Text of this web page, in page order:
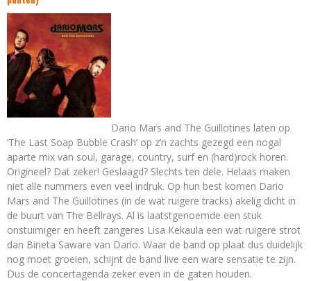
Dario Mars and The Guillotines laten op
‘The Last Soap Bubble Crash’ op z’n zachts gezegd een nogal
aparte mix van soul, garage, country, surf en (hard)rock horen.
Origineel? Dat zeker! Geslaagd? Slechts ten dele. Helaas maken
niet alle nummers even veel indruk. Op hun best komen Dario
Mars and The Guillotines (in de wat ruigere tracks) akelig dicht in
de buurt van The Bellrays. Al is laatstgenoemde een stuk
onstuimiger en heeft zangeres Lisa Kekaula een wat ruigere strot
dan Bineta Saware van Dario. Waar de band op plaat dus duidelijk
nog moet groeien, schijnt de band live een ware sensatie te zijn.
Dus de concertagenda zeker even in de gaten houden.